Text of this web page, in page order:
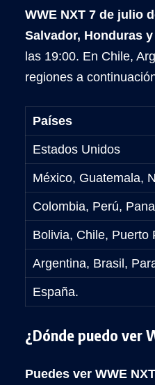
WWE NXT 7 de julio
Salvador, Honduras
las 19:00. En Chile,
regiones a
Países
Estados Unidos
México, Guatemala,
Colombia, Perú,
Bolivia, Chile, Puerto
Argentina, Brasil,
España.
¿Dónde puedo ver
Puedes ver WWE